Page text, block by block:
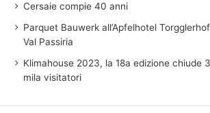
Cersaie compie 40 anni
Parquet Bauwerk all’Apfelhotel
Val Passiria
Klimahouse 2023, la 18a edizione chiude
mila visitatori